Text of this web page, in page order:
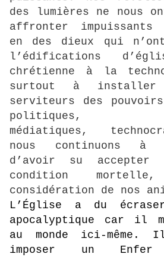
des lumières ne nous
affronter impuissants
en des dieux qui
l’édifications
chrétienne à la
surtout à installer
serviteurs des pouvoirs
politiques,
médiatiques,
nous continuons
d’avoir su accepter
condition
considération de nos
L’Église a du
apocalyptique car il
au monde ici-
imposer un